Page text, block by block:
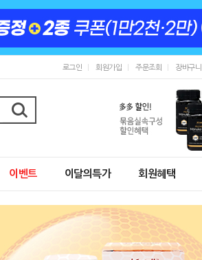
로그인 회원가입 주문조회 장바구니
이벤트 이달의특가 회원혜택